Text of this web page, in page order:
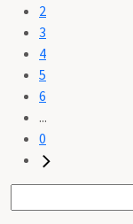
2
3
4
5
6
...
0